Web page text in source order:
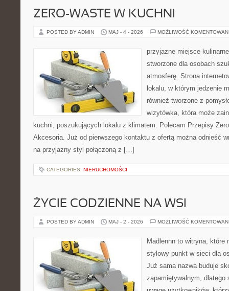
ZERO-WASTE W KUCHNI
POSTED BY ADMIN MAJ - 4 - 2026 MOŻLIWOŚĆ
przyjazne miejsce
stworzone dla osobach
atmosferę. Strona
lokalu, w którym jedzenie
również tworzone z
wizytówka, która może
kuchni, poszukujących lokalu z klimatem. Polecam Przepisy
Akcesoria. Już od pierwszego kontaktu z ofertą można odnieść
na przyjazny styl połączoną z […]
CATEGORIES: NIERUCHOMOŚCI
ŻYCIE CODZIENNE NA WSI
POSTED BY ADMIN MAJ - 2 - 2026 MOŻLIWOŚĆ
Madlennn to witryna, które
stylowy punkt w sieci dla
Już sama nazwa buduje
zapamiętywalnym, dlatego